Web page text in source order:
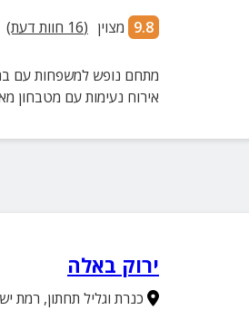
9.8 מצוין (
16 חוות דעת)
מתחם נופש למשפחות עם
אירוח נעימות עם מטבחון
ירוק באלה
כנרת וגליל תחתון, רמת